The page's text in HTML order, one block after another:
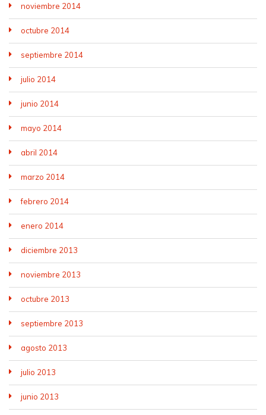
noviembre 2014
octubre 2014
septiembre 2014
julio 2014
junio 2014
mayo 2014
abril 2014
marzo 2014
febrero 2014
enero 2014
diciembre 2013
noviembre 2013
octubre 2013
septiembre 2013
agosto 2013
julio 2013
junio 2013